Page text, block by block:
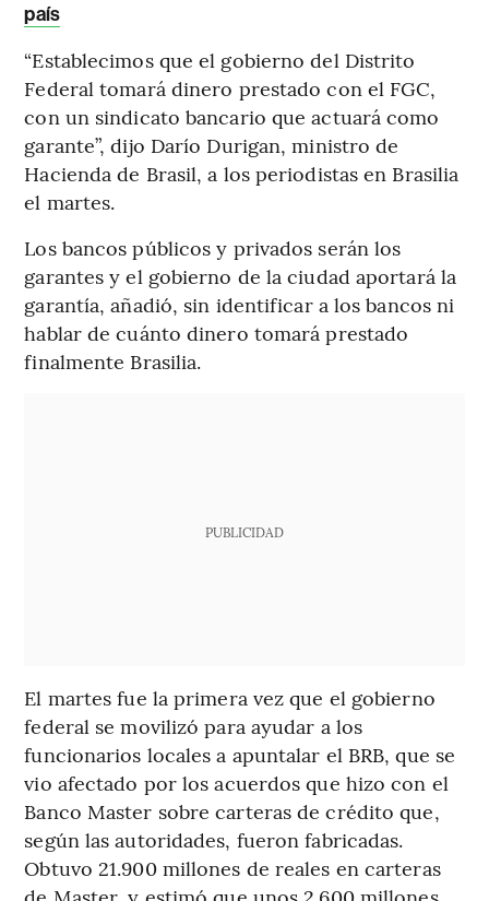
país
“Establecimos que el gobierno del Distrito
Federal tomará dinero prestado con el FGC,
con un sindicato bancario que actuará como
garante”, dijo Darío Durigan, ministro de
Hacienda de Brasil, a los periodistas en Brasilia
el martes.
Los bancos públicos y privados serán los
garantes y el gobierno de la ciudad aportará la
garantía, añadió, sin identificar a los bancos ni
hablar de cuánto dinero tomará prestado
finalmente Brasilia.
PUBLICIDAD
El martes fue la primera vez que el gobierno
federal se movilizó para ayudar a los
funcionarios locales a apuntalar el BRB, que se
vio afectado por los acuerdos que hizo con el
Banco Master sobre carteras de crédito que,
según las autoridades, fueron fabricadas.
Obtuvo 21.900 millones de reales en carteras